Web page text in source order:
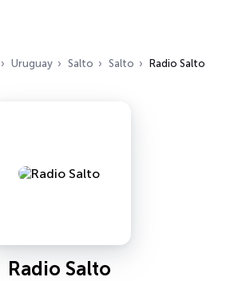
Uruguay Salto Salto Radio Salto
Radio Salto